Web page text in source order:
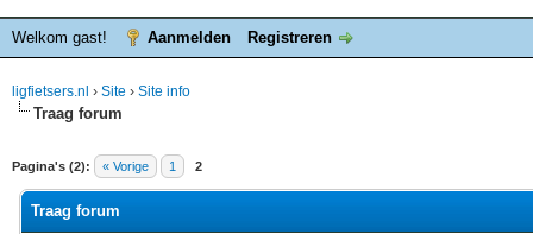
Welkom gast! Aanmelden Registreren
ligfietsers.nl › Site › Site info
Traag forum
Pagina's (2): « Vorige 1 2
waardering is 0
Traag forum